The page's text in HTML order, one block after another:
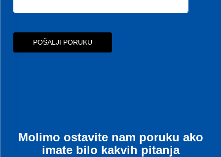
POŠALJI PORUKU
Molimo ostavite nam poruku ako
imate bilo kakvih pitanja